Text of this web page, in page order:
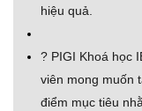
hiệu quả.
? PIGI Khoá học
viên mong muốn
điểm mục tiêu